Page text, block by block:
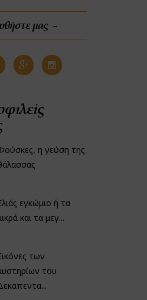
μας
η γεύση της
εγκώμιο ή τα
και τα μεγ...
των
του